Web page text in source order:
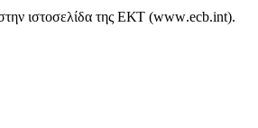
στην ιστοσελίδα της ΕΚΤ (www.ecb.int).